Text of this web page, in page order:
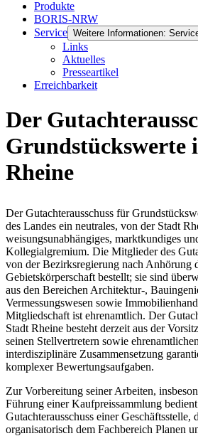
Produkte
BORIS-NRW
Service Weitere Informationen:
Links
Aktuelles
Presseartikel
Erreichbarkeit
Der
Grundstückswerte
Rheine
Der Gutachterausschuss für
des Landes ein neutrales, von der Stadt
weisungsunabhängiges, marktkundiges
Kollegialgremium. Die Mitglieder des
von der Bezirksregierung nach Anhörung
Gebietskörperschaft bestellt; sie sind
aus den Bereichen Architektur-,
Vermessungswesen sowie
Mitgliedschaft ist ehrenamtlich. Der
Stadt Rheine besteht derzeit aus der
seinen Stellvertretern sowie
interdisziplinäre Zusammensetzung
komplexer Bewertungsaufgaben.
Zur Vorbereitung seiner Arbeiten,
Führung einer Kaufpreissammlung
Gutachterausschuss einer Geschäftsstelle,
organisatorisch dem Fachbereich Planen